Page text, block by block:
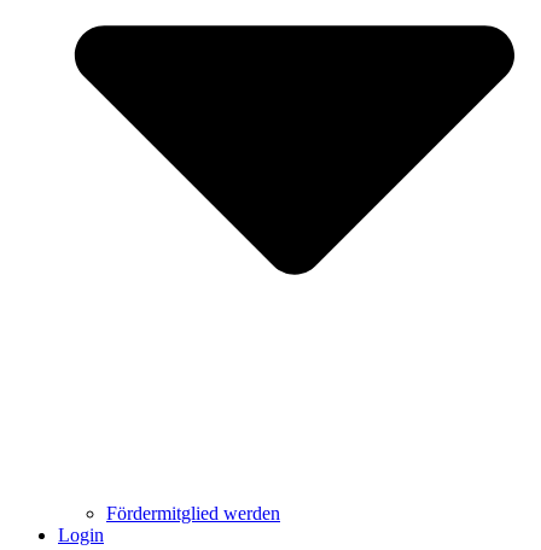
Fördermitglied werden
Login